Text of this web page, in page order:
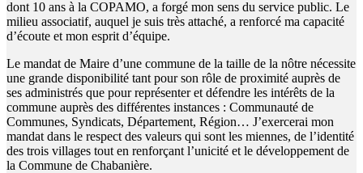
dont 10 ans à la COPAMO, a forgé mon sens du service public. Le
milieu associatif, auquel je suis très attaché, a renforcé ma capacité
d’écoute et mon esprit d’équipe.
Le mandat de Maire d’une commune de la taille de la nôtre nécessite
une grande disponibilité tant pour son rôle de proximité auprès de
ses administrés que pour représenter et défendre les intérêts de la
commune auprès des différentes instances : Communauté de
Communes, Syndicats, Département, Région… J’exercerai mon
mandat dans le respect des valeurs qui sont les miennes, de l’identité
des trois villages tout en renforçant l’unicité et le développement de
la Commune de Chabanière.